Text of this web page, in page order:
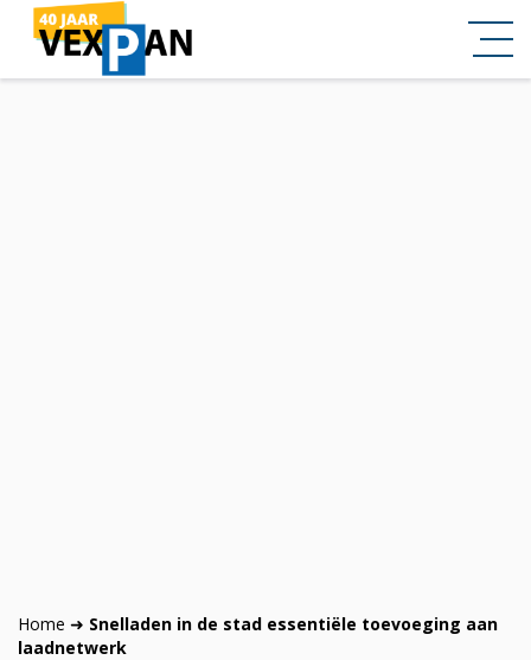
Home ➜ Snelladen in de stad essentiële toevoeging aan
laadnetwerk